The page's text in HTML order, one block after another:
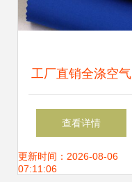
工厂直销全涤空气
层针织面料 服装面
料的供应链优化与
查看详情
更新时间：2026-08-06
07:11:06